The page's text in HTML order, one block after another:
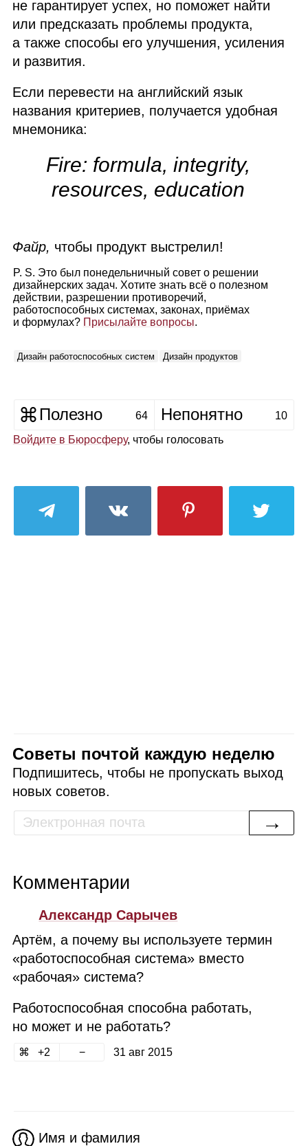
не гарантирует успех, но поможет найти
или предсказать проблемы продукта,
а также способы его улучшения, усиления
и развития.
Если перевести на английский язык
названия критериев, получается удобная
мнемоника:
Fire: formula, integrity,
resources, education
Файр, чтобы продукт выстрелил!
P. S. Это был понедельничный совет о решении
дизайнерских задач. Хотите знать всё о полезном
действии, разрешении противоречий,
работоспособных системах, законах, приёмах
и формулах? Присылайте вопросы.
Дизайн работоспособных систем Дизайн продуктов
Полезно 64 Непонятно 10
Войдите в Бюросферу, чтобы голосовать
Советы почтой каждую неделю
Подпишитесь, чтобы не пропускать выход
новых советов.
→
Комментарии
Александр Сарычев
Артём, а почему вы используете термин
«работоспособная система» вместо
«рабочая» система?
Работоспособная способна работать,
но может и не работать?
2 31 авг 2015
Имя и фамилия